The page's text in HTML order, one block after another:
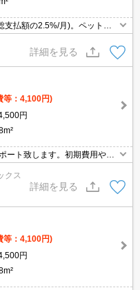
払額の2.5%/月)。ペット相
座付き。浴室乾燥機付。24時
なし。インターネット無料。
詳細を見る
等：4,100円)
円
ート致します。初期費用や契
！
クス
詳細を見る
等：4,100円)
円